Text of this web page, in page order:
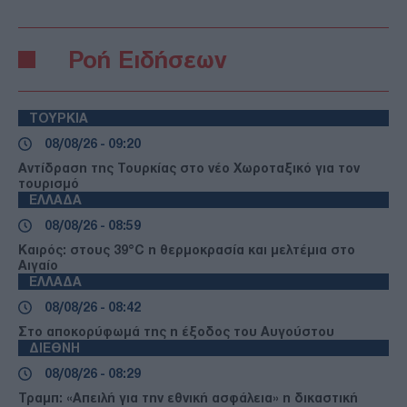
Ροή Ειδήσεων
ΤΟΥΡΚΙΑ
08/08/26 - 09:20
Αντίδραση της Τουρκίας στο νέο Χωροταξικό για τον
τουρισμό
ΕΛΛΑΔΑ
08/08/26 - 08:59
Καιρός: στους 39°C η θερμοκρασία και μελτέμια στο
Αιγαίο
ΕΛΛΑΔΑ
08/08/26 - 08:42
Στο αποκορύφωμά της η έξοδος του Αυγούστου
ΔΙΕΘΝΗ
08/08/26 - 08:29
Τραμπ: «Απειλή για την εθνική ασφάλεια» η δικαστική